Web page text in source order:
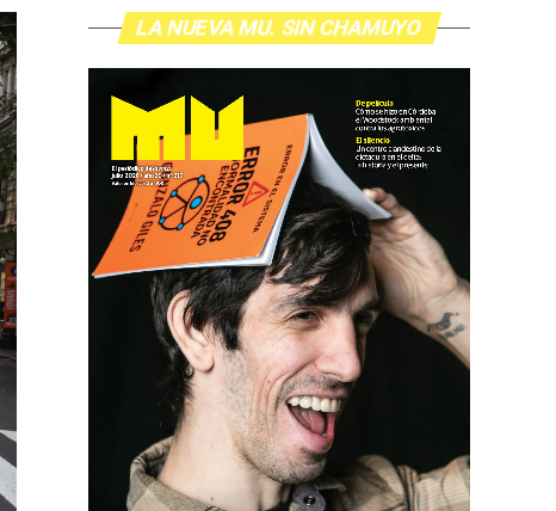
LA NUEVA MU. SIN CHAMUYO